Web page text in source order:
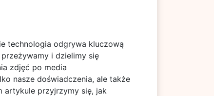
technologia odgrywa kluczową
i dzielimy się
zdjęć po media
nasze doświadczenia, ale także
artykule przyjrzymy się, jak